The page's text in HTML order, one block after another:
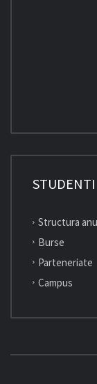
STUDENTI
Structura
Burse
Parteneriate
Campus